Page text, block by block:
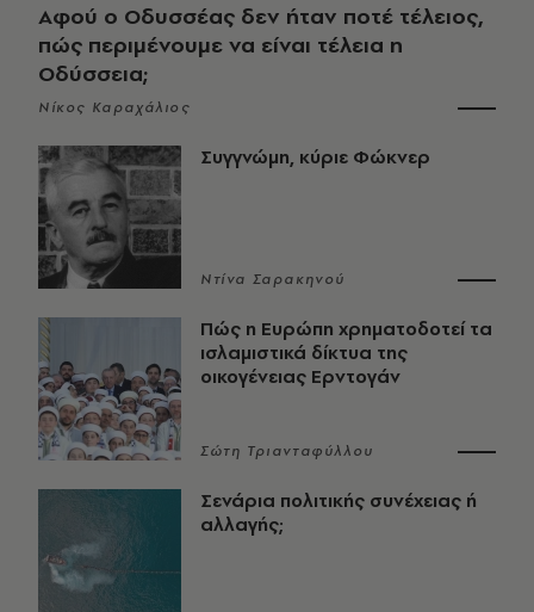
Αφού ο Οδυσσέας δεν ήταν ποτέ τέλειος,
πώς περιμένουμε να είναι τέλεια η
Οδύσσεια;
Νίκος Καραχάλιος
Συγγνώμη, κύριε Φώκνερ
Ντίνα Σαρακηνού
Πώς η Ευρώπη χρηματοδοτεί τα
ισλαμιστικά δίκτυα της
οικογένειας Ερντογάν
Σώτη Τριανταφύλλου
Σενάρια πολιτικής συνέχειας ή
αλλαγής;